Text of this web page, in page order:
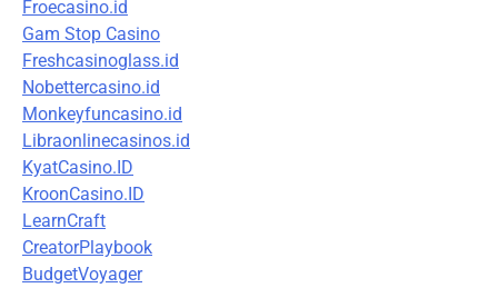
Froecasino.id
Gam Stop Casino
Freshcasinoglass.id
Nobettercasino.id
Monkeyfuncasino.id
Libraonlinecasinos.id
KyatCasino.ID
KroonCasino.ID
LearnCraft
CreatorPlaybook
BudgetVoyager